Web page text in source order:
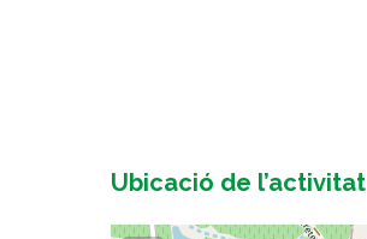
Ubicació de l’activitat